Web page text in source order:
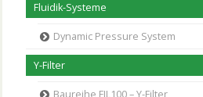
Fluidik-Systeme
Dynamic Pressure System
Y-Filter
Baureihe FIL100 – Y-Filter